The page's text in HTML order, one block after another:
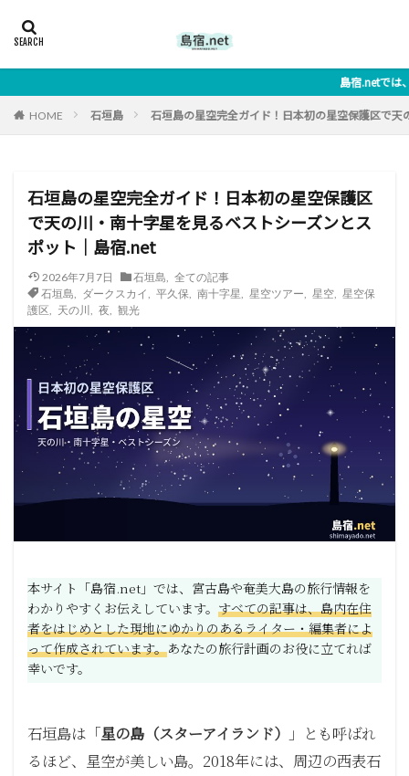
島宿.netでは、宮古島・伊良部島・池間島・来間
HOME 石垣島 石垣島の星空完全ガイド！日本初の星空保護区で
石垣島の星空完全ガイド！日本初の星空保護区
で天の川・南十字星を見るベストシーズンとス
ポット｜島宿.net
2026年7月7日 石垣島
全ての記事
石垣島
ダークスカイ 平久保 南十字星 星空ツアー 星空,
星空保
護区
天の川 夜 観光
本サイト「島宿.net」では、宮古島や奄美大島の旅行情報を
わかりやすくお伝えしています。 すべての記事は、島内在住
者をはじめとした現地にゆかりのあるライター・編集者によ
って作成されています。あなたの旅行計画のお役に立てれば
幸いです。
石垣島は「星の島（スターアイランド） 」とも呼ばれ
るほど、星空が美しい島。2018年には、周辺の西表石